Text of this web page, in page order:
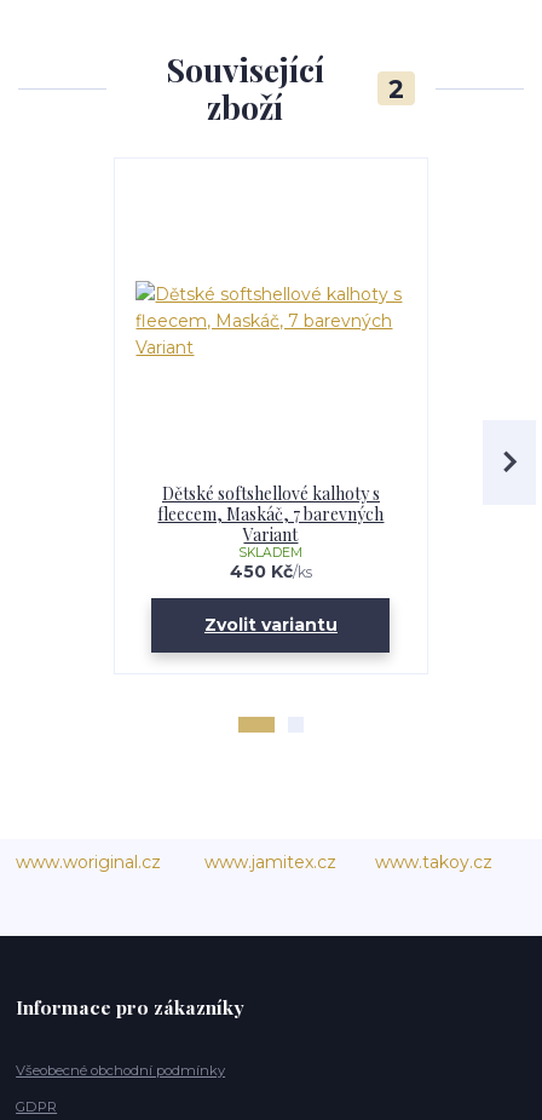
Související
zboží
2
Dětské softshellové kalhoty s
fleecem, Maskáč, 7 barevných
Variant
450 Kč/ks
SKLADEM
Zvolit variantu
www.woriginal.cz www.jamitex.cz www.takoy.cz
Informace pro zákazníky
Všeobecné obchodní podmínky
GDPR